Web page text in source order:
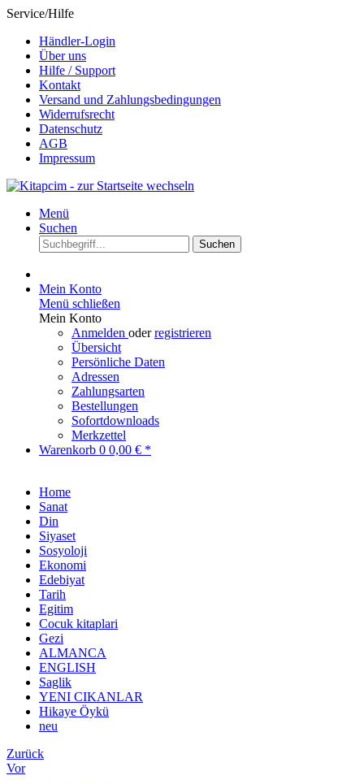
Service/Hilfe
Händler-Login
Über uns
Hilfe / Support
Kontakt
Versand und Zahlungsbedingungen
Widerrufsrecht
Datenschutz
AGB
Impressum
Menü
Suchen
Suchen
Mein Konto
Menü schließen
Mein Konto
Anmelden oderregistrieren
Übersicht
Persönliche Daten
Adressen
Zahlungsarten
Bestellungen
Sofortdownloads
Merkzettel
Warenkorb 0 0,00 € *
Home
Sanat
Din
Siyaset
Sosyoloji
Ekonomi
Edebiyat
Tarih
Egitim
Cocuk kitaplari
Gezi
ALMANCA
ENGLISH
Saglik
YENI CIKANLAR
Hikaye Öykü
neu
Zurück
Vor